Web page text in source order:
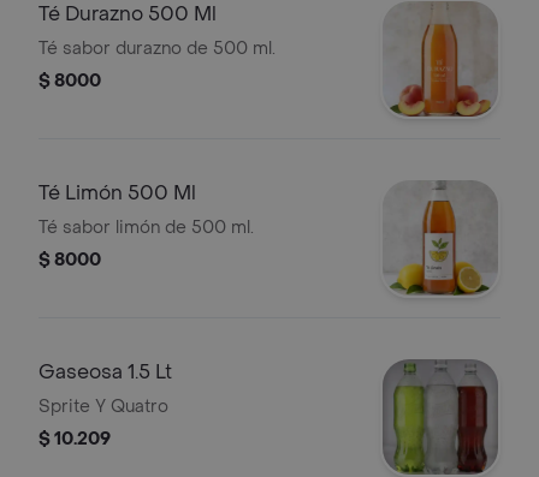
Té Durazno 500 Ml
Té sabor durazno de 500 ml.
$ 8000
Té Limón 500 Ml
Té sabor limón de 500 ml.
$ 8000
Gaseosa 1.5 Lt
Sprite Y Quatro
$ 10.209